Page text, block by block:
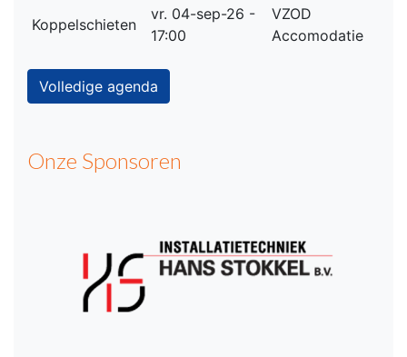
Koppelschieten
vr. 04-sep-26 -
17:00
VZOD
Accomodatie
Volledige agenda
Onze Sponsoren